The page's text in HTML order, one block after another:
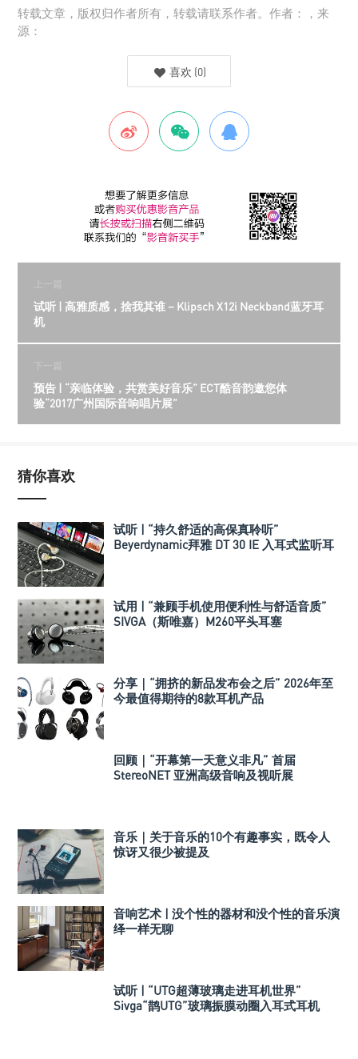
转载文章，版权归作者所有，转载请联系作者。作者：，来
源：
喜欢 (0)
上一篇
试听 | 高雅质感，捨我其谁－Klipsch X12i Neckband蓝牙耳
机
下一篇
预告 | “亲临体验，共赏美好音乐” ECT酷音韵邀您体
验“2017广州国际音响唱片展”
猜你喜欢
试听 | “持久舒适的高保真聆听”
Beyerdynamic拜雅 DT 30 IE 入耳式监听耳
试用 | “兼顾手机使用便利性与舒适音质”
SIVGA（斯唯嘉）M260平头耳塞
分享｜“拥挤的新品发布会之后” 2026年至
今最值得期待的8款耳机产品
回顾｜“开幕第一天意义非凡” 首届
StereoNET 亚洲高级音响及视听展
音乐｜关于音乐的10个有趣事实，既令人
惊讶又很少被提及
音响艺术 | 没个性的器材和没个性的音乐演
绎一样无聊
试听 | “UTG超薄玻璃走进耳机世界”
Sivga“鹊UTG”玻璃振膜动圈入耳式耳机